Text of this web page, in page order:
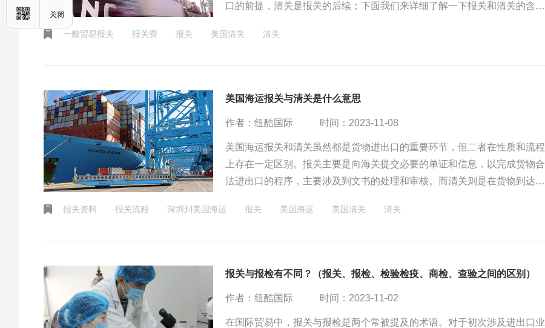
口的前提，清关是报关的后续；下面我们来详细了解一下报关和清关的含义
一般贸易报关 报关费 报关 美国清关 清关
美国海运报关与清关是什么意思
作者：纽酷国际 时间：2023-11-08
美国海运报关和清关虽然都是货物进出口的重要环节，但二者在性质和流程
上存在一定区别。报关主要是向海关提交必要的单证和信息，以完成货物合
法进出口的程序，主要涉及到文书的处理和审核。而清关则是在货物到达港
报关资料 报关流程 深圳到美国海运 报关 美国海运 美国清关 清关
报关与报检有不同？（报关、报检、检验检疫、商检、查验之间的区别）
作者：纽酷国际 时间：2023-11-02
在国际贸易中，报关与报检是两个常被提及的术语。对于初次涉及进出口业